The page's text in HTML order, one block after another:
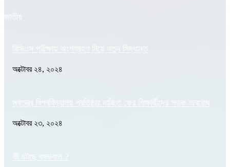
জাতীয়
বিসিএস পরীক্ষায় অংশগ্রহণ নিয়ে নতুন সিদ্ধান্ত
অক্টোবর ২৪, ২০২৪
স্বতন্ত্র বিশ্ববিদ্যালয় প্রতিষ্ঠার দাবিতে ফের শিক্ষার্থীদের সড়ক অবরোধ
অক্টোবর ২৩, ২০২৪
কী ঘটছে বঙ্গভবনে ?